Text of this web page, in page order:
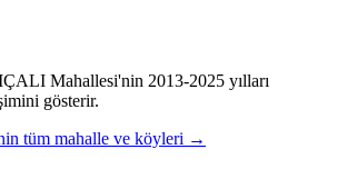
Mahallesi'nin 2013-2025 yılları
gösterir.
tüm mahalle ve köyleri →